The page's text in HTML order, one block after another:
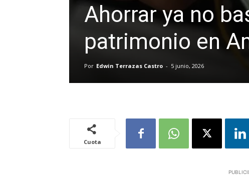
Ahorrar ya no
patrimonio en
Por Edwin Terrazas Castro - 5 junio, 2026
Cuota